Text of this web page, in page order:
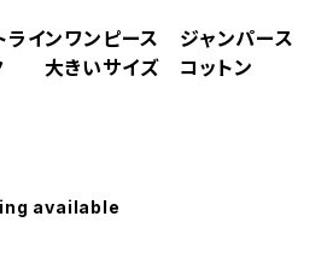
インワンピース ジャンパース
大きいサイズ コットン
available